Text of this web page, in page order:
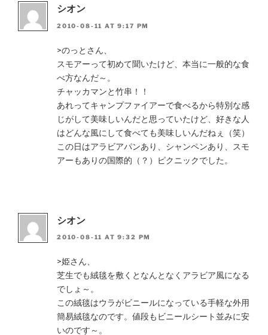
シオン
2010-08-11 AT 9:17 PM
>のっとさん、
スモアーって初めて聞いたけど、本当に一般的な食
べ方なんだ～。
チャッカマンと竹串！！
あれってキャンプファイアーで食べるから特別な感
じがして美味しいんだと思っていたけど、好きな人
はどんな風にして食べても美味しいんだねぇ（笑）
この日はアラビアパンあり、シャンペンあり、スモ
アーもありの国際的（？）ピクニックでした。
シオン
2010-08-11 AT 9:32 PM
>姫さん、
芝生でも絨毯を敷くとなんとなくアラビア風になる
でしょ～。
この絨毯はウラがビニールになっている手軽な外用
簡易絨毯なのです。値段もビニールシート並みに安
いのです～。